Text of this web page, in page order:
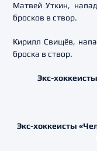
Матвей Уткин,
бросков в створ.
Кирилл Свищёв,
броска в створ.
Экс-
Экс-хоккеисты